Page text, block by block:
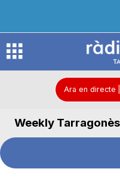
R
d
Ara en directe
Weekly Tarragonès